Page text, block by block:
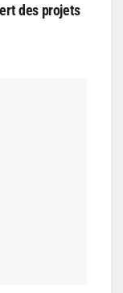
des projets